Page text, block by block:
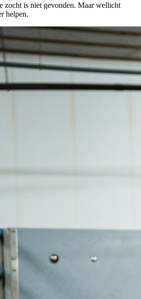
zocht is niet gevonden. Maar wellicht
helpen.